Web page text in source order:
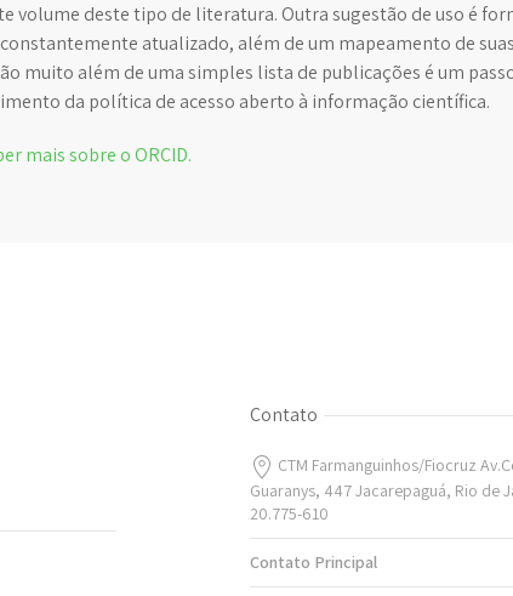
volume deste tipo de literatura. Outra sugestão de uso é
atualizado, além de um mapeamento de
muito além de uma simples lista de publicações é um
da política de acesso aberto à informação científica.
mais sobre o ORCID.
Contato
CTM Farmanguinhos/Fiocruz
Guaranys, 447 Jacarepaguá, Rio de
20.775-610
Contato Principal